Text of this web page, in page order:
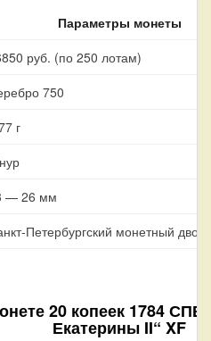
Параметры монеты
руб. (по 250 лотам)
750
г
— 26 мм
Петербургский монетный
20 копеек 1784
Екатерины II“ XF